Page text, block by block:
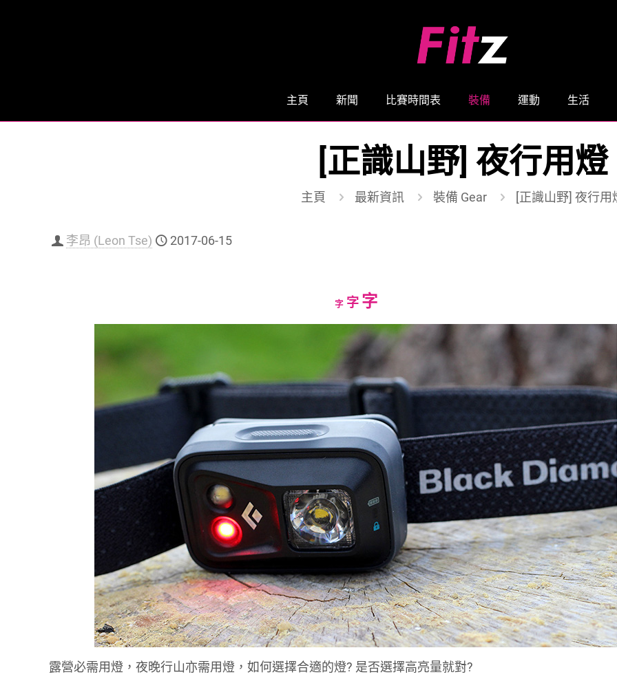
主頁 新聞 比賽時間表 裝備 運動 生活
[正識山野] 夜行用燈
主頁 最新資訊 裝備 Gear [正識山野] 夜行用
李昂 (Leon Tse) 2017-06-15
字Decrease
字Reset
size.
字Increase
font
size.
露營必需用燈，夜晚行山亦需用燈，如何選擇合適的燈? 是否選擇高亮量就對?